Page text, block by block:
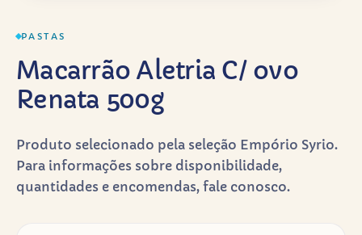
PASTAS
Macarrão Aletria C/ ovo
Renata 500g
Produto selecionado pela seleção Empório Syrio.
Para informações sobre disponibilidade,
quantidades e encomendas, fale conosco.